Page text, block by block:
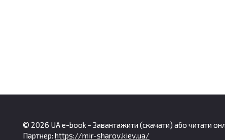
© 2026 UA e-book - Завантажити (скачати) або читати
Партнер: https://mir-sharov.kiev.ua/